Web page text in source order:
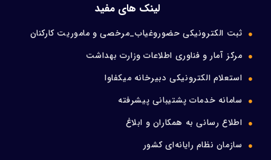
لینک های مفید
ثبت الکترونیکی حضوروغیاب_مرخصی و ماموریت کارکنان
مرکز آمار و فناوری اطلاعات وزارت بهداشت
استعلام الکترونیکی دبیرخانه میکفاوا
سامانه خدمات پشتیبانی پیشرفته
اطلاع رسانی به همکاران و ابلاغ
سازمان نظام رایانه‌ای کشور